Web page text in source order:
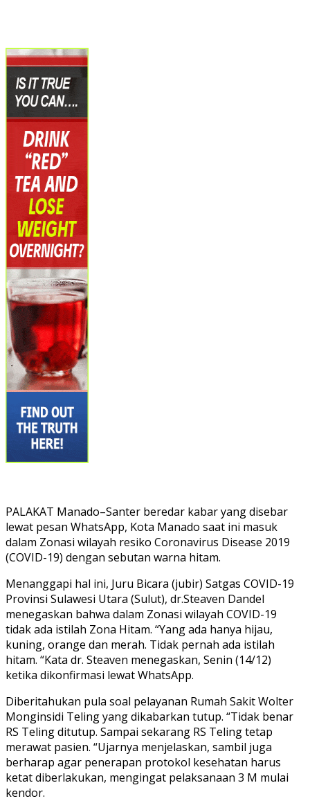
PALAKAT Manado–Santer beredar kabar yang disebar
lewat pesan WhatsApp, Kota Manado saat ini masuk
dalam Zonasi wilayah resiko Coronavirus Disease 2019
(COVID-19) dengan sebutan warna hitam.
Menanggapi hal ini, Juru Bicara (jubir) Satgas COVID-19
Provinsi Sulawesi Utara (Sulut), dr.Steaven Dandel
menegaskan bahwa dalam Zonasi wilayah COVID-19
tidak ada istilah Zona Hitam. “Yang ada hanya hijau,
kuning, orange dan merah. Tidak pernah ada istilah
hitam. “Kata dr. Steaven menegaskan, Senin (14/12)
ketika dikonfirmasi lewat WhatsApp.
Diberitahukan pula soal pelayanan Rumah Sakit Wolter
Monginsidi Teling yang dikabarkan tutup. “Tidak benar
RS Teling ditutup. Sampai sekarang RS Teling tetap
merawat pasien. “Ujarnya menjelaskan, sambil juga
berharap agar penerapan protokol kesehatan harus
ketat diberlakukan, mengingat pelaksanaan 3 M mulai
kendor.